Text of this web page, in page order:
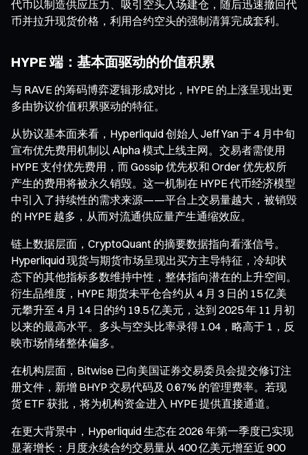
代币以制造供应压力、吸引空头入场建仓，随后迅速撤回代
币并拉升现货价格，利用合约空头的强制清算完成套利。
HYPE 端：基本面驱动的价值积累
与 RAVE 的筹码博弈逻辑形成对比，HYPE 的上涨呈现出更
多由协议价值积累驱动的特征。
从协议基本面来看，Hyperliquid 创始人 Jeff Yan 于 4 月中旬
宣布优先费用机制以 Alpha 模式上线主网。交易者需使用
HYPE 支付优先费用，而 Gossip 优先权和 Order 优先权所
产生的费用将被永久销毁。这一机制在 HYPE 代币经济模型
中引入了持续性的需求来源——平台上交易量越大，被销毁
的 HYPE 越多，从而对流通供应量产生通缩效应。
链上数据层面，CryptoQuant 的摘要数据指向看涨信号。
Hyperliquid 现货与期货市场呈现出买方主导特征，冷却状
态下的其他指标多数维持中性，整体指向潜在的上升空间。
衍生品维度，HYPE 期货未平仓合约从 4 月 3 日的 15 亿美
元攀升至 4 月 14 日的约 19.5 亿美元，达到 2025 年 11 月初
以来的最高水平。多头与空头比率录得 1.04，略高于 1，反
映市场情绪整体偏多。
在机构层面，Bitwise 已向美国证券交易委员会提交修订注
册文件，新增 BHYP 交易代码及 0.67% 的管理费率。若现
货 ETF 获批，将为机构资金进入 HYPE 提供直接通道。
在更大背景中，Hyperliquid 生态在 2026 年第一季度已实现
显著增长：月度永续合约交易量从 400 亿美元增至近 900